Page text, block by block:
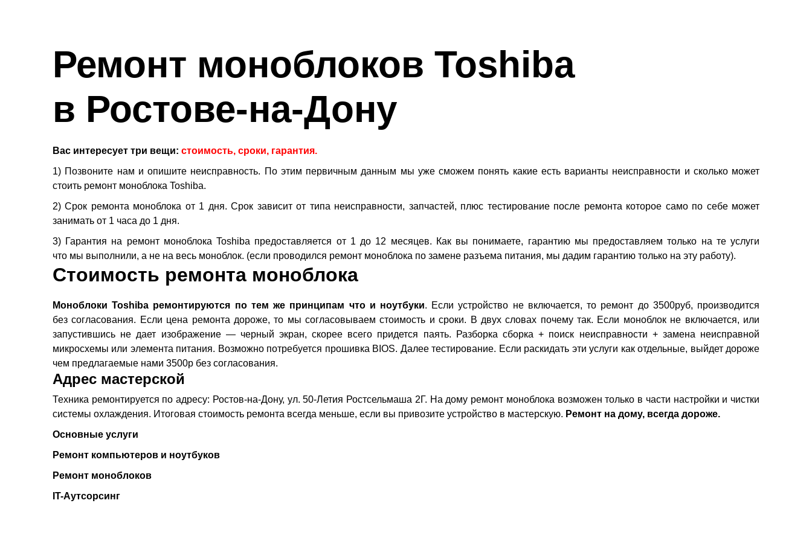
Ремонт моноблоков Toshiba
в Ростове-на-Дону
Вас интересует три вещи: стоимость, сроки, гарантия.
1) Позвоните нам и опишите неисправность. По этим первичным данным мы уже сможем понять какие есть варианты неисправности и сколько может
стоить ремонт моноблока Toshiba.
2) Срок ремонта моноблока от 1 дня. Срок зависит от типа неисправности, запчастей, плюс тестирование после ремонта которое само по себе может
занимать от 1 часа до 1 дня.
3) Гарантия на ремонт моноблока Toshiba предоставляется от 1 до 12 месяцев. Как вы понимаете, гарантию мы предоставляем только на те услуги
что мы выполнили, а не на весь моноблок. (если проводился ремонт моноблока по замене разъема питания, мы дадим гарантию только на эту работу).
Стоимость ремонта моноблока
Моноблоки Toshiba ремонтируются по тем же принципам что и ноутбуки. Если устройство не включается, то ремонт до 3500руб, производится
без согласования. Если цена ремонта дороже, то мы согласовываем стоимость и сроки. В двух словах почему так. Если моноблок не включается, или
запустившись не дает изображение — черный экран, скорее всего придется паять. Разборка сборка + поиск неисправности + замена неисправной
микросхемы или элемента питания. Возможно потребуется прошивка BIOS. Далее тестирование. Если раскидать эти услуги как отдельные, выйдет дороже
чем предлагаемые нами 3500р без согласования.
Адрес мастерской
Техника ремонтируется по адресу: Ростов-на-Дону, ул. 50-Летия Ростсельмаша 2Г. На дому ремонт моноблока возможен только в части настройки и чистки
системы охлаждения. Итоговая стоимость ремонта всегда меньше, если вы привозите устройство в мастерскую. Ремонт на дому, всегда дороже.
Основные услуги
Ремонт компьютеров и ноутбуков
Ремонт моноблоков
IT-Аутсорсинг